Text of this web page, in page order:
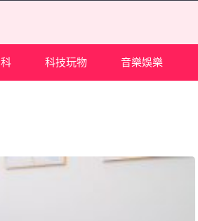
科技玩物 音樂娛樂